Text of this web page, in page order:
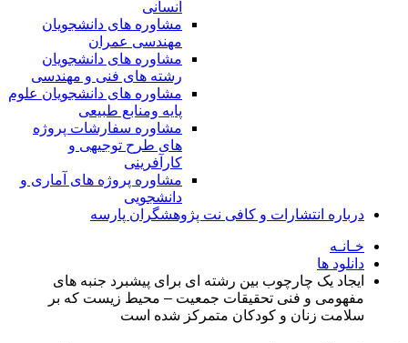
انسانی
مشاوره های دانشجویان
مهندسی عمران
مشاوره های دانشجویان
رشته های فنی و مهندسی
مشاوره های دانشجویان علوم
پایه ومنابع طبیعی
مشاوره سفارشات پروژه
های طرح توجیهی و
کارآفرینی
مشاوره پروژه های آماری و
دانشجویی
درباره انتشارات و کافی نت پژوهشگران پارسه
خـانـه
دانلود ها
ایجاد یک چارچوب بین رشته ای برای پیشبرد جنبه های
مفهومی و فنی تحقیقات جمعیت – محیط زیست که بر
سلامت زنان و کودکان متمرکز شده است